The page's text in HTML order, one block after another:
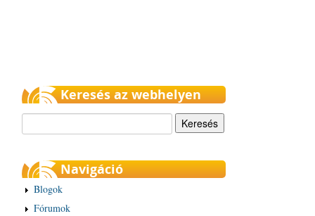
Keresés az webhelyen
Navigáció
Blogok
Fórumok